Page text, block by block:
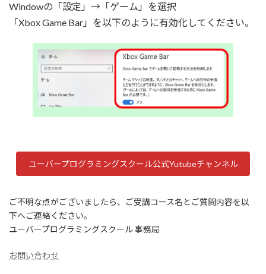
Windowの「設定」→「ゲーム」を選択
「Xbox Game Bar」を以下のように有効化してください。
ユーバープログラミングスクール公式Yutubeチャンネル
ご不明な点がございましたら、ご受講コース名とご質問内容を以
下へご連絡ください。
ユーバープログラミングスクール 事務局
お問い合わせ